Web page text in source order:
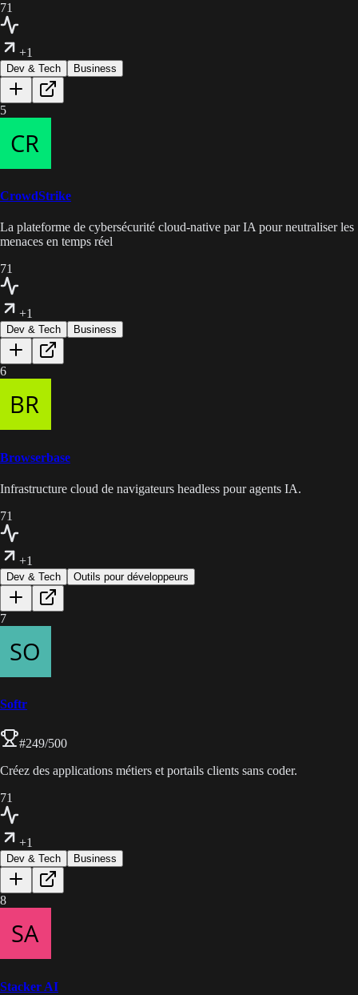
71
+1
Dev & Tech Business
5
CrowdStrike
La plateforme de cybersécurité cloud-native par IA pour neutraliser les
menaces en temps réel
71
+1
Dev & Tech Business
6
Browserbase
Infrastructure cloud de navigateurs headless pour agents IA.
71
+1
Dev & Tech Outils pour développeurs
7
Softr
#249/500
Créez des applications métiers et portails clients sans coder.
71
+1
Dev & Tech Business
8
Stacker AI